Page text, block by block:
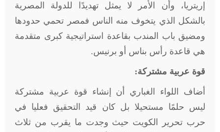
إريتريا، وأن الأمر لا يمثل تهديدًا للدولة المصرية
بالشكل الذي يتخوف منه الناس فمصر تحمي حدودها
ومضيق باب المندب بقاعدة استراتيجية كبرى متقدمة
هي قاعدة رأس بناس أو برنيس.
قوة عربية مشتركة:
أضاف اللواء الغباري أن إنشاء قوة عربية مشتركة
ليس حلمًا مستحيلا بل كان قيد التحقيق فعليا في
حرب تحرير الكويت حيث وجدت ما يقرب من ثلاث